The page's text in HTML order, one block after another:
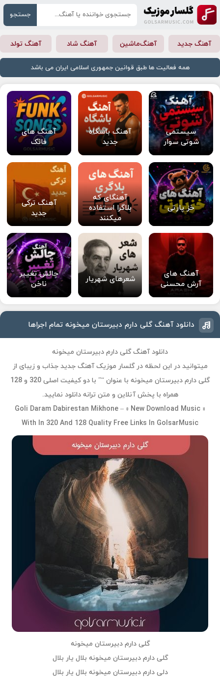
جستجو
آهنگ جدید آهنگ‌ماشین آهنگ شاد آهنگ تولد
همه فعالیت ها طبق قوانین جمهوری اسلامی ایران می باشد
سیستمی
شوتی سوار
آهنگ باشگاه
جدید
آهنگ های
فانک
خز پارتی
آهنگای که
بلاگرا استفاده
میکنند
آهنگ ترکی
جدید
آهنگ های
آرش محسنی
شعرهای شهریار
چالش تغییر
ناخن
دانلود آهنگ گلی دارم دبیرستان میخونه تمام اجراها
دانلود آهنگ گلی دارم دبیرستان میخونه
میتوانید در این لحظه در گلسار موزیک آهنگ جدید جذاب و زیبای از
گلی دارم دبیرستان میخونه با عنوان “” با دو کیفیت اصلی 320 و 128
همراه با پخش آنلاین و متن ترانه دانلود نمایید.
Goli Daram Dabirestan Mikhone – » New Download Music »
With In 320 And 128 Quality Free Links In GolsarMusic
گلی دارم دبیرستان میخونه
گلی دارم دبیرستان میخونه بلال یار بلال
دلی دارم دبیرستان میخونه بلال یار بلال